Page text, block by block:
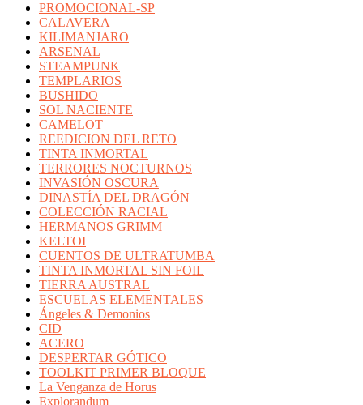
PROMOCIONAL-SP
CALAVERA
KILIMANJARO
ARSENAL
STEAMPUNK
TEMPLARIOS
BUSHIDO
SOL NACIENTE
CAMELOT
REEDICION DEL RETO
TINTA INMORTAL
TERRORES NOCTURNOS
INVASIÓN OSCURA
DINASTÍA DEL DRAGÓN
COLECCIÓN RACIAL
HERMANOS GRIMM
KELTOI
CUENTOS DE ULTRATUMBA
TINTA INMORTAL SIN FOIL
TIERRA AUSTRAL
ESCUELAS ELEMENTALES
Ángeles & Demonios
CID
ACERO
DESPERTAR GÓTICO
TOOLKIT PRIMER BLOQUE
La Venganza de Horus
Explorandum